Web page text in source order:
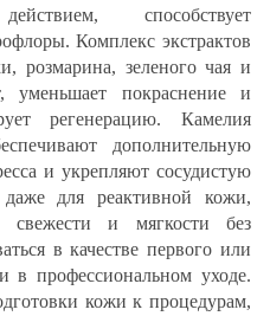
способствует
Комплекс экстрактов
розмарина, зеленого чая и
уменьшает покраснение и
регенерацию. Камелия
дополнительную
и укрепляют сосудистую
даже для реактивной кожи,
свежести и мягкости без
в качестве первого или
в профессиональном уходе.
кожи к процедурам,